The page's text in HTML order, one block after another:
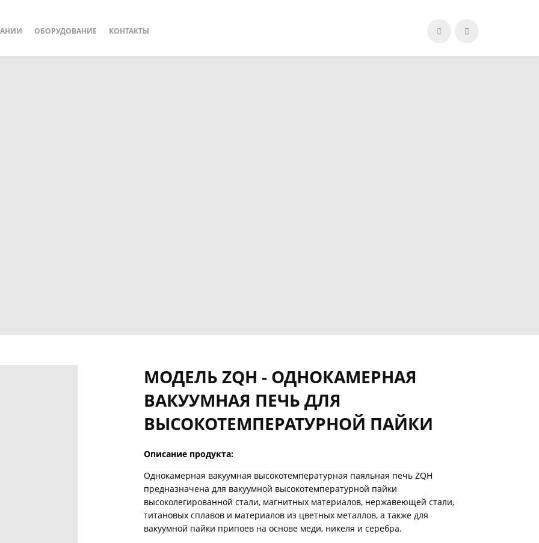
ОБОРУДОВАНИЕ КОНТАКТЫ
МОДЕЛЬ ZQH - ОДНОКАМЕРНАЯ
ВАКУУМНАЯ ПЕЧЬ ДЛЯ
ВЫСОКОТЕМПЕРАТУРНОЙ ПАЙКИ
Описание продукта:
Однокамерная вакуумная высокотемпературная паяльная печь ZQH
предназначена для вакуумной высокотемпературной пайки
высоколегированной стали, магнитных материалов, нержавеющей стали,
титановых сплавов и материалов из цветных металлов, а также для
вакуумной пайки припоев на основе меди, никеля и серебра.